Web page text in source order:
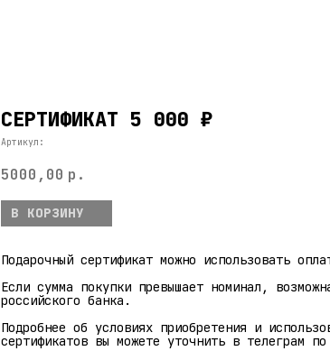
СЕРТИФИКАТ 5 000 ₽
Артикул:
5000,00 р.
В КОРЗИНУ
Подарочный сертификат можно использовать
Если сумма покупки превышает номинал,
российского банка.
Подробнее об условиях приобретения и
сертификатов вы можете уточнить в телеграм